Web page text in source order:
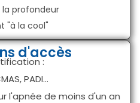
profondeur
"à la cool"
d'accès
:
PADI...
l'apnée de moins d'un an